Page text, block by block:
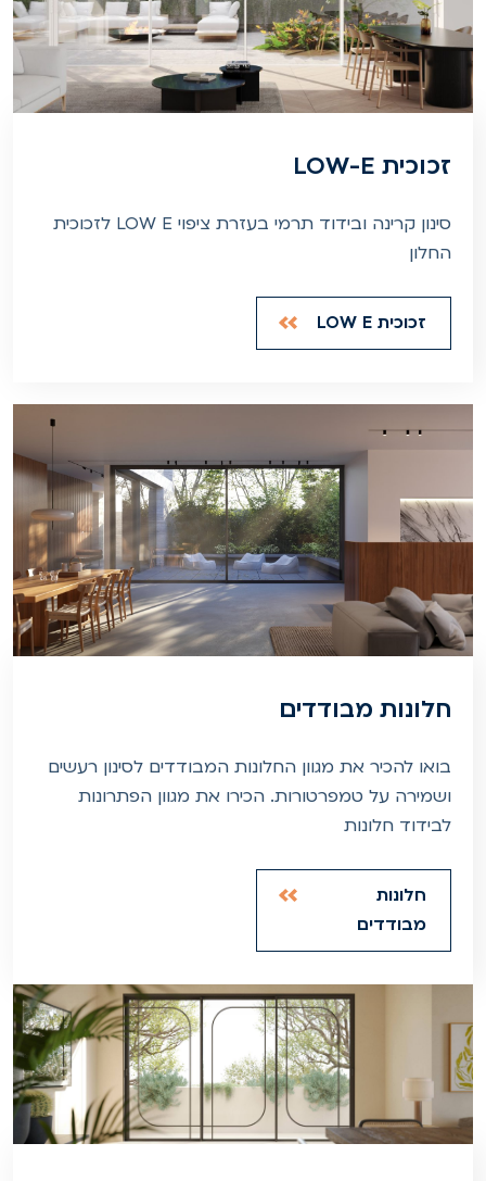
זכוכית LOW-E
סינון קרינה ובידוד תרמי בעזרת ציפוי LOW E לזכוכית
החלון
זכוכית LOW E
חלונות מבודדים
בואו להכיר את מגוון החלונות המבודדים לסינון רעשים
ושמירה על טמפרטורות. הכירו את מגוון הפתרונות
לבידוד חלונות
חלונות
מבודדים